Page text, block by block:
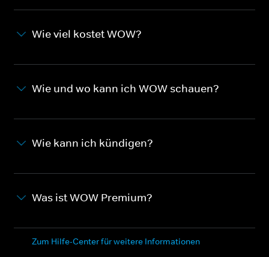
Wie viel kostet WOW?
Wie und wo kann ich WOW schauen?
Wie kann ich kündigen?
Was ist WOW Premium?
Zum Hilfe-Center für weitere Informationen